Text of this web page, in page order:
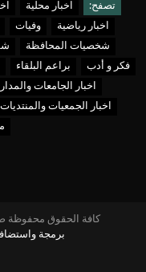
تصفح: اخبار محلية
اخبار رياضية
وفيات
شخصيات المحافظة
فكر و أدب
براعم البلقاء
اخبار الجامعات
اخبار الجمعيات
كافة الحقوق محفوظة
برمجة